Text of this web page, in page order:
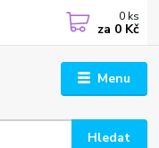
Menu
Hledat
0 ks
za 0 Kč